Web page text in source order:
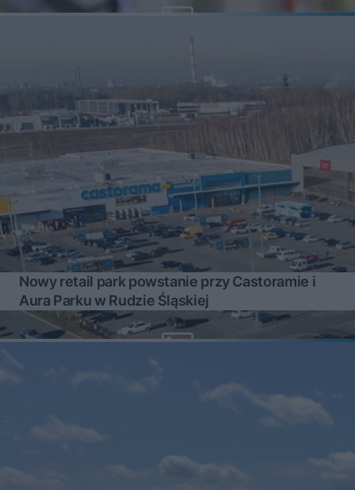
Nowy retail park powstanie przy Castoramie i
Aura Parku w Rudzie Śląskiej